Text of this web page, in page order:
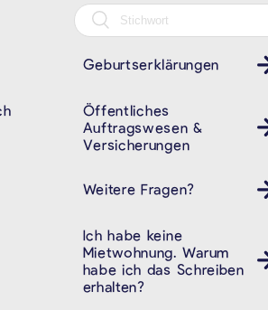
Geburtserklärungen
Öffentliches
Auftragswesen &
Versicherungen
Weitere Fragen?
Ich habe keine
Mietwohnung. Warum
habe ich das Schreiben
erhalten?